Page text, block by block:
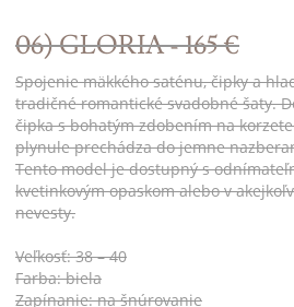
06) GLORIA - 165 €
Spojenie mäkkého saténu, čipky a
tradičné romantické svadobné šaty.
čipka s bohatým zdobením na
plynule prechádza do jemne
Tento model je dostupný s
kvetinkovým opaskom alebo v
nevesty.
Veľkosť: 38 – 40
Farba: biela
Zapínanie: na šnúrovanie